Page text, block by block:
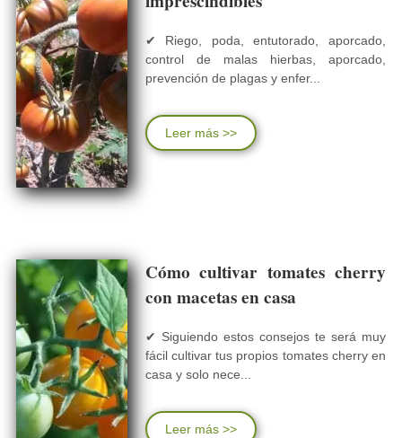
✔ Riego, poda, entutorado, aporcado,
control de malas hierbas, aporcado,
prevención de plagas y enfer...
Leer más >>
Cómo cultivar tomates cherry
con macetas en casa
✔ Siguiendo estos consejos te será muy
fácil cultivar tus propios tomates cherry en
casa y solo nece...
Leer más >>